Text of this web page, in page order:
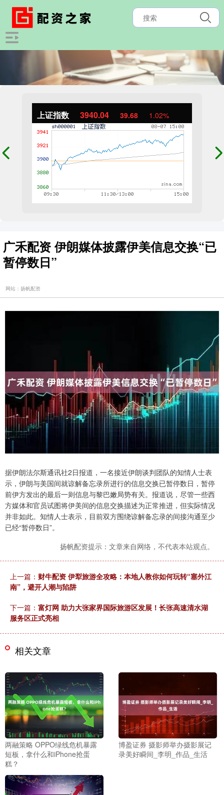
上证指数 3940.04 39.68 1.02%
广禾配资 伊朗媒体披露伊美信息交换“已
暂停数日”
网站：扬帆配资
据伊朗法尔斯通讯社2日报道，一名接近伊朗谈判团队的知情人士表
示，伊朗与美国间就谅解备忘录所进行的信息交换已暂停数日，暂停
前伊方发出的最后一则信息与黎巴嫩局势有关。报道说，尽管一些西
方媒体和官员试图将伊美间的信息交换描述为正常推进，但实际情况
并非如此。知情人士表示，目前双方围绕谅解备忘录的间接沟通至少
已经“暂停数日”。
扬帆配资提示：文章来自网络，不代表本站观点。
上一篇： 财牛配资 伊犁旅游全攻略：本地人教你如何玩转“塞外江
南”，避开人潮与陷阱
下一篇： 富灯网 助力大张家界国际旅游区发展！长张高速清水湖
服务区正式亮相
相关文章
两融策略 OPPO绿线危机暴露
短板，拿什么和iPhone抢蛋
糕？
博盈证券 摄影师举办摄影展记
录美好瞬间_李明_作品_生活